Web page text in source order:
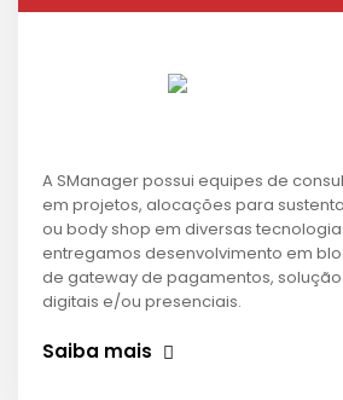
A SManager possui equipes de
em projetos, alocações para
ou body shop em diversas
entregamos desenvolvimento em
de gateway de pagamentos,
digitais e/ou presenciais.
Saiba mais